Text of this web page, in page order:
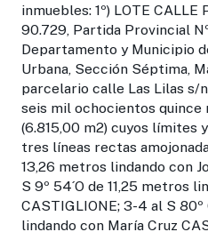
inmuebles: 1º) LOTE CALLE
90.729, Partida Provincial
Departamento y Municipio
Urbana, Sección Séptima,
parcelario calle Las Lilas s/
seis mil ochocientos quince
(6.815,00 m2) cuyos límites
tres líneas rectas
13,26 metros lindando con
S 9º 54´O de 11,25 metros
CASTIGLIONE; 3-4 al S
lindando con María Cruz